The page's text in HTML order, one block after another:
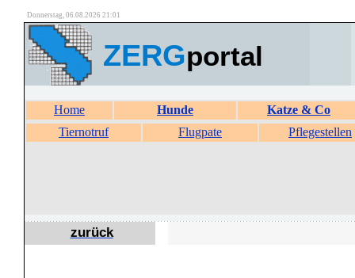
Donnerstag, 06.08.2026 21:01
ZERGportal
Home Hunde
Katze & Co
Tiernotruf
Flugpate Pflegestellen
zurück